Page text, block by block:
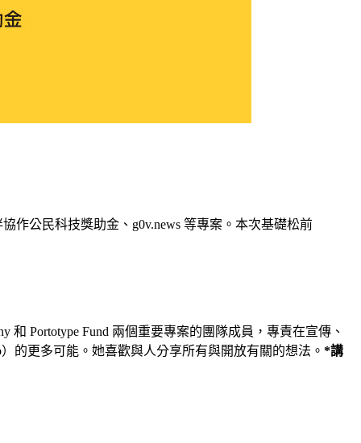
作公民科技獎助金、g0v.news 等專案。本次基礎松前
和 Portotype Fund 兩個重要專案的團隊成員，專責在宣傳、
的更多可能。她喜歡與人分享所有與開放有關的想法。 *講